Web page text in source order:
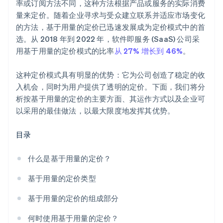
率或订阅方法不同，这种方法根据产品或服务的实际消费
量来定价。随着企业寻求与受众建立联系并适应市场变化
的方法，基于用量的定价已迅速发展成为定价模式中的首
选。从 2018 年到 2022 年，软件即服务 (SaaS) 公司采
用基于用量的定价模式的比率从 27% 增长到 46%。
这种定价模式具有明显的优势：它为公司创造了稳定的收
入机会，同时为用户提供了透明的定价。下面，我们将分
析按基于用量的定价的主要方面、其运作方式以及企业可
以采用的最佳做法，以最大限度地发挥其优势。
目录
什么是基于用量的定价？
基于用量的定价类型
基于用量的定价的组成部分
何时使用基于用量的定价？